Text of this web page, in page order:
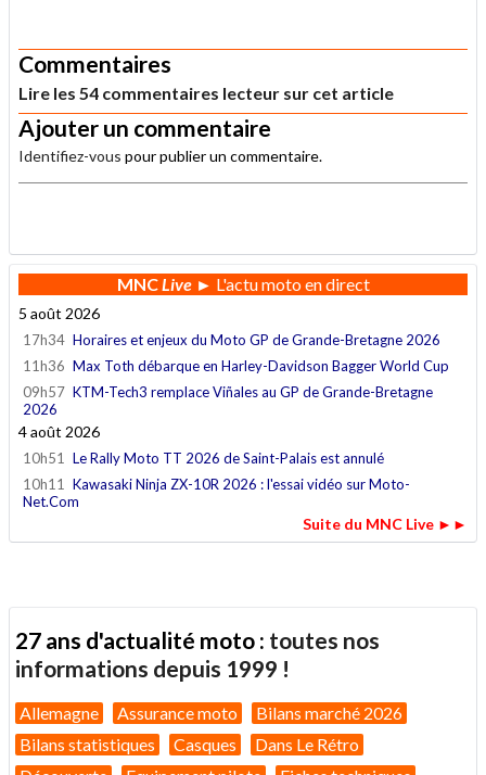
Commentaires
Lire les 54 commentaires lecteur sur cet article
Ajouter un commentaire
Identifiez-vous pour publier un commentaire.
MNCLive► L'actu moto en direct
5 août 2026
17h34 Horaires et enjeux du Moto GP de Grande-Bretagne 2026
11h36 Max Toth débarque en Harley-Davidson Bagger World Cup
09h57 KTM-Tech3 remplace Viñales au GP de Grande-Bretagne
2026
4 août 2026
10h51
Le Rally Moto TT 2026 de Saint-Palais est annulé
10h11
Kawasaki Ninja ZX-10R 2026 : l'essai vidéo sur Moto-
Net.Com
Suite du MNC Live ►►
27 ans d'actualité moto : toutes nos
informations depuis 1999 !
Allemagne Assurance moto
Bilans marché 2026
Bilans statistiques
Casques
Dans Le Rétro